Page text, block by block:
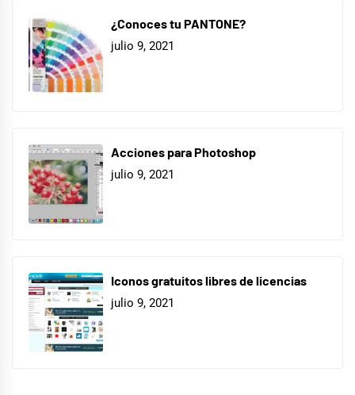
¿Conoces tu PANTONE?
julio 9, 2021
Acciones para Photoshop
julio 9, 2021
Iconos gratuitos libres de licencias
julio 9, 2021